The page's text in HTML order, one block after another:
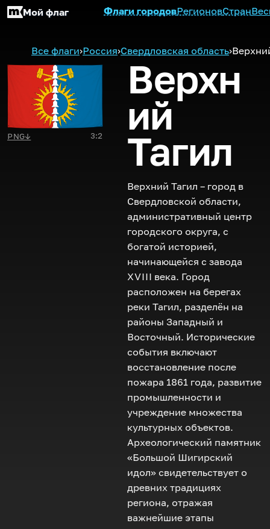
Мой флаг Флаги городовРегионовСтран
Все флаги›Россия›Свердловская область›
PNG↓ 3:2
Верхн
ий
Тагил
Верхний Тагил – город в
Свердловской области,
административный центр
городского округа, с
богатой историей,
начинающейся с завода
XVIII века. Город
расположен на берегах
реки Тагил, разделён на
районы Западный и
Восточный. Исторические
события включают
восстановление после
пожара 1861 года, развитие
промышленности и
учреждение множества
культурных объектов.
Археологический памятник
«Большой Шигирский
идол» свидетельствует о
древних традициях
региона, отражая
важнейшие этапы